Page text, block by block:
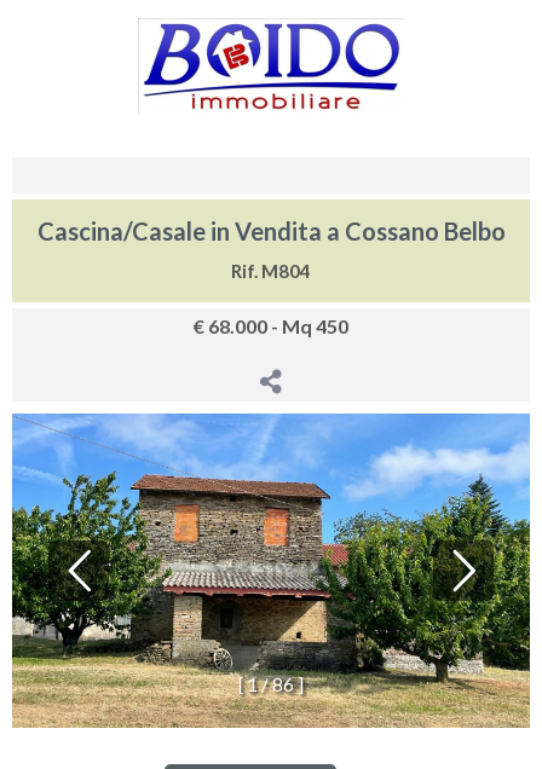
Cascina/Casale in Vendita a Cossano Belbo
Rif. M804
€ 68.000 - Mq 450
[1/86]